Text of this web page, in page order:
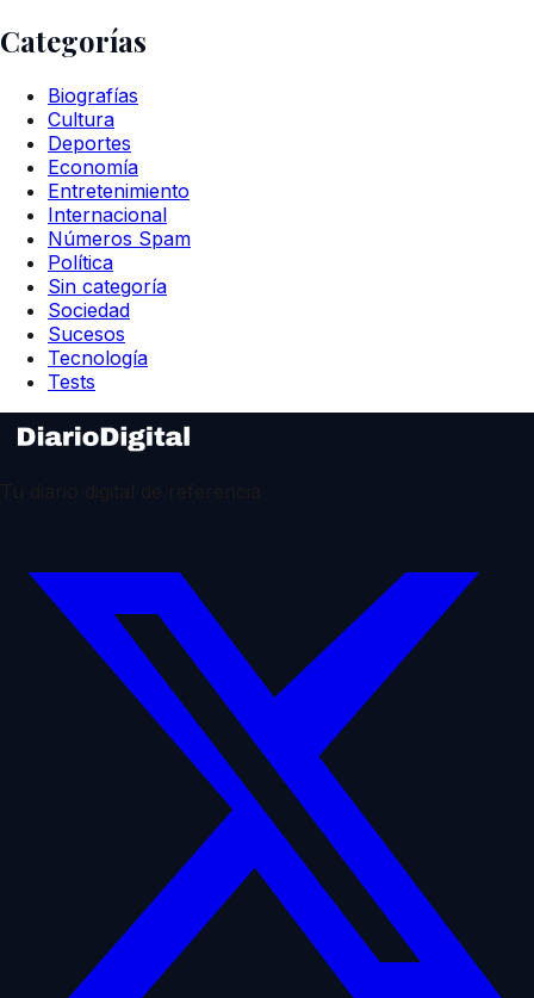
Categorías
Biografías
Cultura
Deportes
Economía
Entretenimiento
Internacional
Números Spam
Política
Sin categoría
Sociedad
Sucesos
Tecnología
Tests